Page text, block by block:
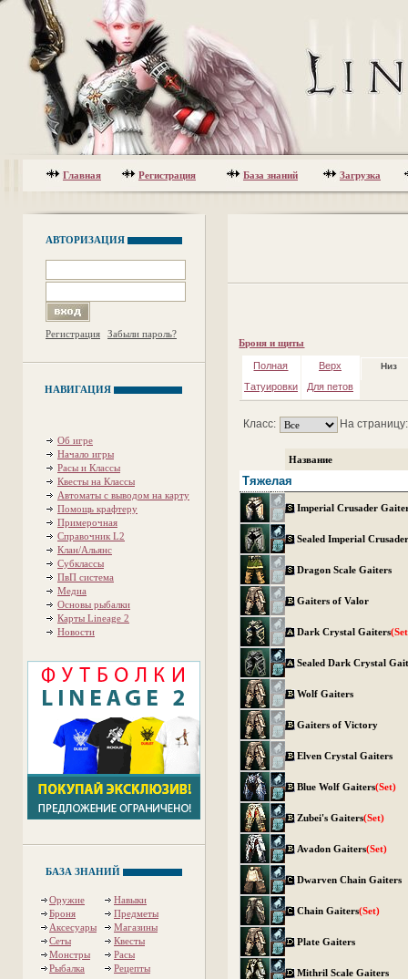
Главная Регистрация База знаний Загрузка
АВТОРИЗАЦИЯ
Регистрация Забыли пароль?
НАВИГАЦИЯ
Об игре
Начало игры
Расы и Классы
Квесты на Классы
Автоматы с выводом на карту
Помощь крафтеру
Примерочная
Справочник L2
Клан/Альянс
Субклассы
ПвП система
Медиа
Основы рыбалки
Карты Lineage 2
Новости
БАЗА ЗНАНИЙ
Оружие
Навыки
Броня
Предметы
Аксесуары
Магазины
Сеты
Квесты
Монстры
Расы
Рыбалка
Рецепты
Броня и щиты
Полная Верх Низ
Татуировки Для петов
Класс: На
Название
Тяжелая
Imperial Crusader
Sealed Imperial
Dragon Scale Gaiters
Gaiters of Valor
Dark Crystal Gaiters
Sealed Dark Crystal
Wolf Gaiters
Gaiters of Victory
Elven Crystal Gaiters
Blue Wolf Gaiters(Set)
Zubei's Gaiters(Set)
Avadon Gaiters(Set)
Dwarven Chain Gaiters
Chain Gaiters(Set)
Plate Gaiters
Mithril Scale Gaiters